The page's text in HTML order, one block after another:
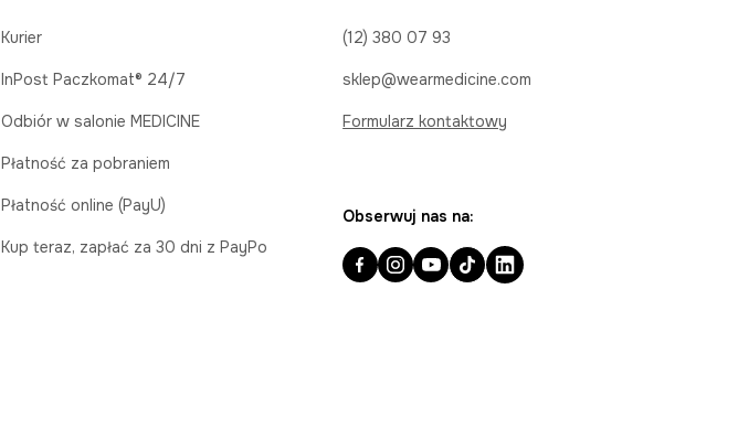
Kurier
InPost Paczkomat® 24/7
Odbiór w salonie MEDICINE
Płatność za pobraniem
Płatność online (PayU)
Kup teraz, zapłać za 30 dni z PayPo
(12) 380 07 93
sklep@wearmedicine.com
Formularz kontaktowy
Obserwuj nas na: